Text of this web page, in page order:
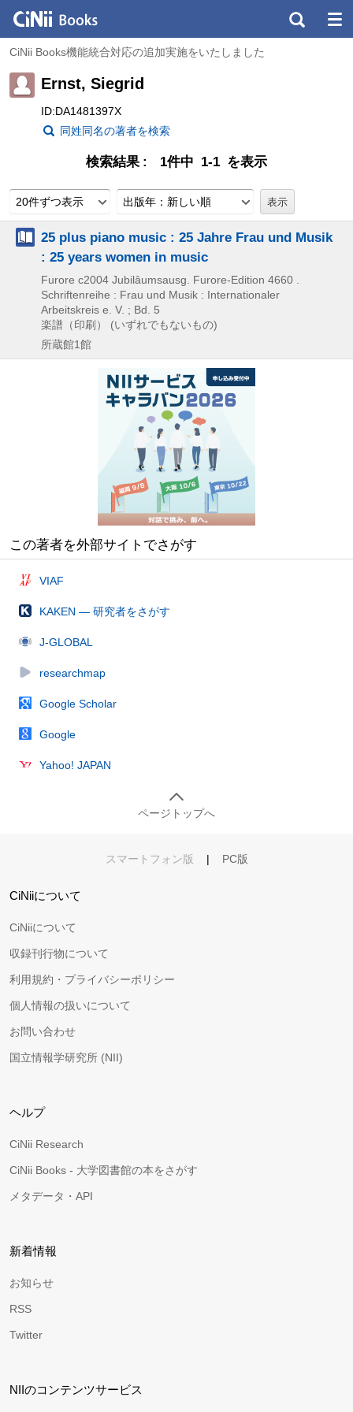
CiNii Books機能統合対応の追加実施をいたしました
Ernst, Siegrid
ID:DA1481397X
同姓同名の著者を検索
検索結果 1件中 1-1 を表示
20件ずつ表示 出版年：新しい順
25 plus piano music : 25 Jahre Frau und Musik
: 25 years women in music
Furore c2004 Jubilâumsausg.
Furore-Edition 4660 .
Schriftenreihe : Frau und Musik : Internationaler
Arbeitskreis e. V. ; Bd. 5
楽譜（印刷） (いずれでもないもの)
所蔵館1館
この著者を外部サイトでさがす
VIAF
KAKEN — 研究者をさがす
J-GLOBAL
researchmap
Google Scholar
Google
Yahoo! JAPAN
ページトップへ
スマートフォン版 | PC版
CiNiiについて
CiNiiについて
収録刊行物について
利用規約・プライバシーポリシー
個人情報の扱いについて
お問い合わせ
国立情報学研究所 (NII)
ヘルプ
CiNii Research
CiNii Books - 大学図書館の本をさがす
メタデータ・API
新着情報
お知らせ
RSS
Twitter
NIIのコンテンツサービス